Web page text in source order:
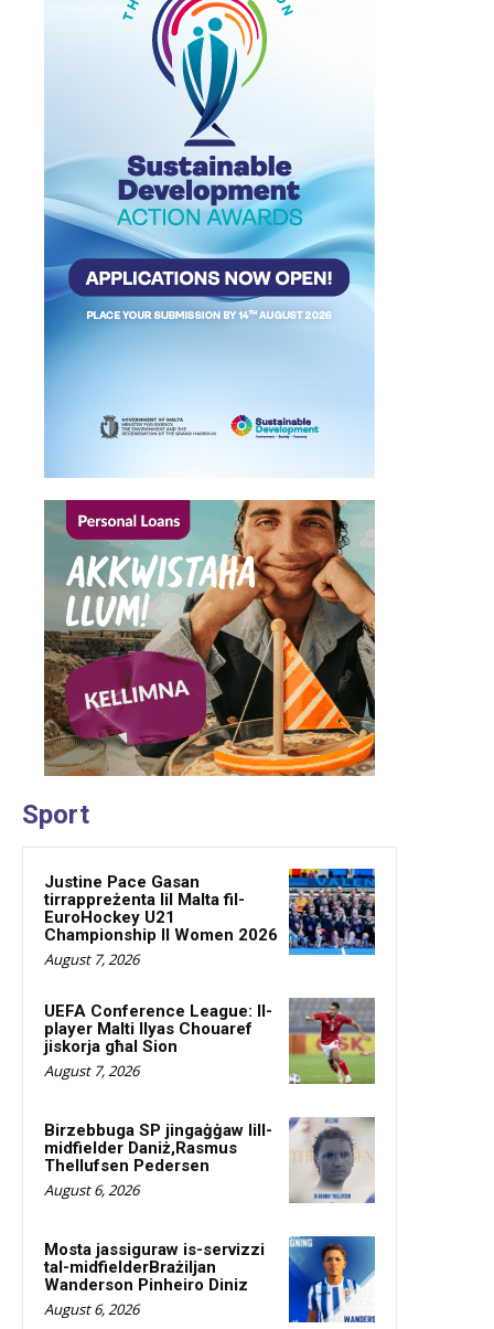
Sport
Justine Pace Gasan
tirrappreżenta lil Malta fil-
EuroHockey U21
Championship II Women 2026
August 7, 2026
UEFA Conference League: Il-
player Malti Ilyas Chouaref
jiskorja għal Sion
August 7, 2026
Birzebbuga SP jingaġġaw lill-
midfielder Daniż,Rasmus
Thellufsen Pedersen
August 6, 2026
Mosta jassiguraw is-servizzi
tal-midfielderBrażiljan
Wanderson Pinheiro Diniz
August 6, 2026